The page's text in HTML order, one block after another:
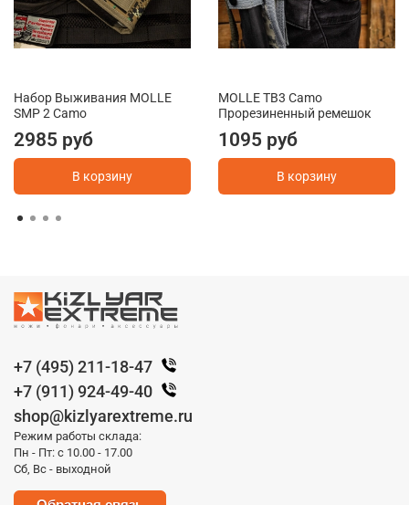
Набор Выживания MOLLE
SMP 2 Camo
2985 руб
В корзину
MOLLE TB3 Camo
Прорезиненный ремешок
1095 руб
В корзину
+7 (495) 211-18-47
+7 (911) 924-49-40
shop@kizlyarextreme.ru
Режим работы склада:
Пн - Пт: с 10.00 - 17.00
Сб, Вс - выходной